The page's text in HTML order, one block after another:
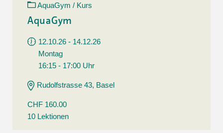
AquaGym / Kurs
AquaGym
12.10.26 - 14.12.26
Montag
16:15 - 17:00 Uhr
Rudolfstrasse 43, Basel
CHF 160.00
10 Lektionen